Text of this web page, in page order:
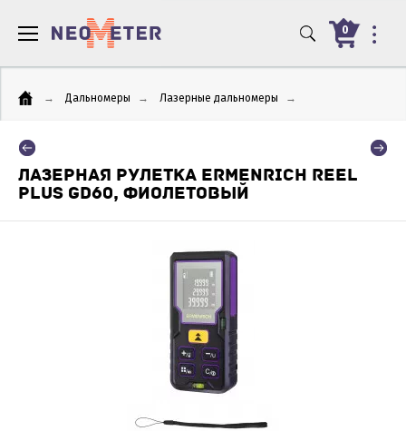
0
→ Дальномеры → Лазерные дальномеры →
ЛАЗЕРНАЯ РУЛЕТКА ERMENRICH REEL
PLUS GD60, ФИОЛЕТОВЫЙ